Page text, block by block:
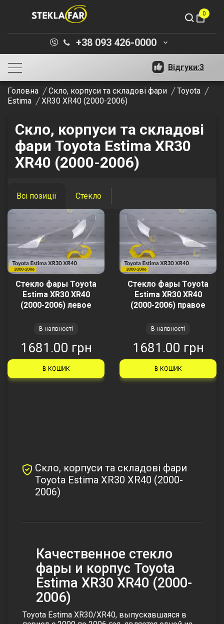
shopping_bag
0
+38 093 426-0000 keyboard_arrow_down
Відгуки:3
Головна Скло, корпуси та складові фари
Toyota
Estima
XR30 XR40 (2000-2006)
Скло, корпуси та складові
фари Toyota Estima XR30
XR40 (2000-2006)
Всі позиції Стекло
Стекло фары Toyota
Estima XR30 XR40
(2000-2006) левое
В наявності
1681.00 грн
В КОШИК
Стекло фары Toyota
Estima XR30 XR40
(2000-2006) правое
В наявності
1681.00 грн
В КОШИК
Скло, корпуси та складові фари
Toyota Estima XR30 XR40 (2000-
2006)
Качественное стекло
фары и корпус Toyota
Estima XR30 XR40 (2000-
2006)
Toyota Estima XR30/XR40, выпускавшаяся в